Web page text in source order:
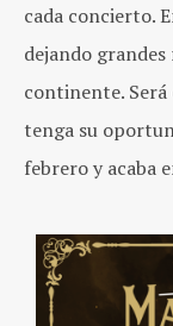
cada concierto.
dejando
continente.
tenga su
febrero y acaba